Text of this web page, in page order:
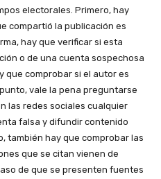
electorales. Primero, hay
compartió la publicación es
hay que verificar si esta
o de una cuenta sospechosa
que comprobar si el autor es
vale la pena preguntarse
las redes sociales cualquier
falsa y difundir contenido
también hay que comprobar las
que se citan vienen de
de que se presenten fuentes